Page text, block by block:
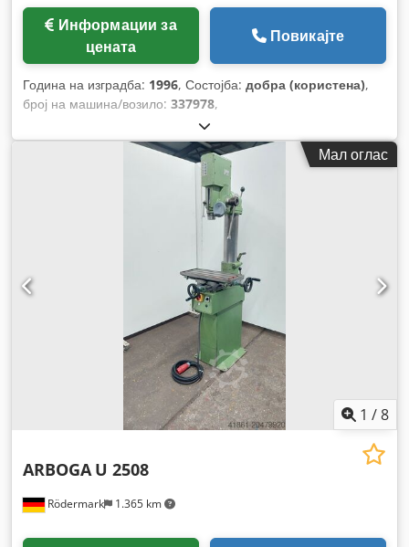
цената
Повикајте
Година на изградба: 1996, Состојба: добра (користена),
број на машина/возило: 337978,
Мал оглас
1 /8
Rödermark 1.365 km
ARBOGA U 2508